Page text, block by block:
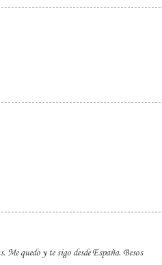
quedo y te sigo desde España. Besos